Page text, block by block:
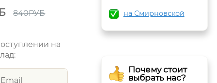
на Смирновской
Почему стоит
выбрать нас?
840РУБ
на